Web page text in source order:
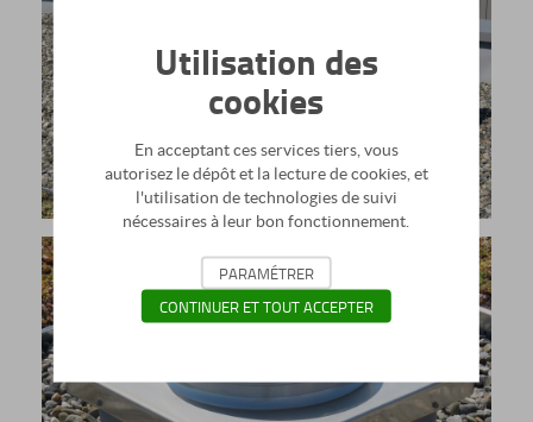
Utilisation des
cookies
En acceptant ces services tiers, vous
autorisez le dépôt et la lecture de cookies, et
l'utilisation de technologies de suivi
nécessaires à leur bon fonctionnement.
PARAMÉTRER
CONTINUER ET TOUT ACCEPTER